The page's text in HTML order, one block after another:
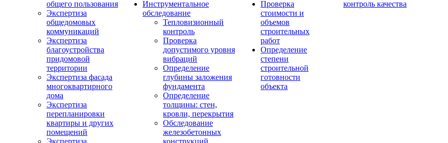
общего пользования
Экспертиза
общедомовых
коммуникаций
Экспертиза
благоустройства
придомовой
территории
Экспертиза фасада
многоквартирного
дома
Экспертиза
перепланировки
квартиры и других
помещений
Экспертиза
Инструментальное
обследование
Тепловизионный
контроль
Проверка
допустимого уровня
вибраций
Определение
глубины заложения
фундамента
Определение
толщины: стен,
кровли, перекрытия
Обследование
железобетонных
конструкций
Проверка
стоимости и
объемов
строительных
работ
Определение
степени
строительной
готовности
объекта
контроль качества